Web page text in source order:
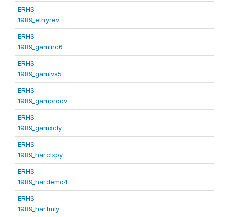
ERHS
1989_ethyrev
ERHS
1989_gaminc6
ERHS
1989_gamlvs5
ERHS
1989_gamprodv
ERHS
1989_gamxcly
ERHS
1989_harclxpy
ERHS
1989_hardemo4
ERHS
1989_harfmly